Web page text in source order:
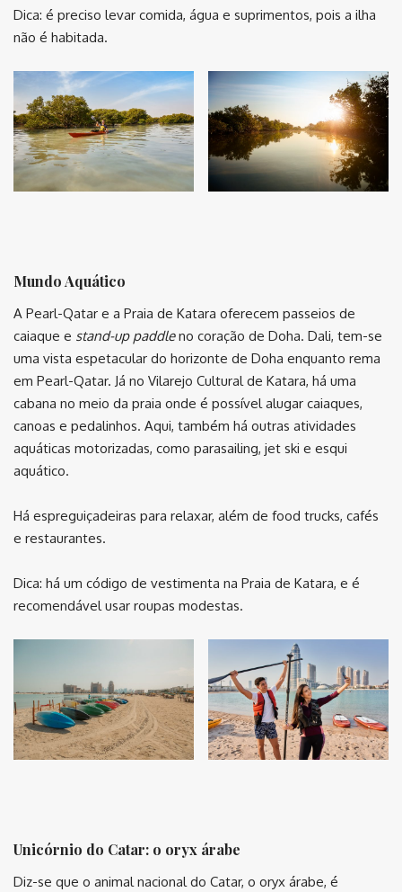
Dica: é preciso levar comida, água e suprimentos, pois a ilha
não é habitada.
Mundo Aquático
A Pearl-Qatar e a Praia de Katara oferecem passeios de
caiaque e stand-up paddleno coração de Doha. Dali, tem-se
uma vista espetacular do horizonte de Doha enquanto rema
em Pearl-Qatar. Já no Vilarejo Cultural de Katara, há uma
cabana no meio da praia onde é possível alugar caiaques,
canoas e pedalinhos. Aqui, também há outras atividades
aquáticas motorizadas, como parasailing, jet ski e esqui
aquático.
Há espreguiçadeiras para relaxar, além de food trucks, cafés
e restaurantes.
Dica: há um código de vestimenta na Praia de Katara, e é
recomendável usar roupas modestas.
Unicórnio do Catar: o oryx árabe
Diz-se que o animal nacional do Catar, o oryx árabe, é